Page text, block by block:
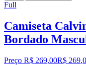
Full
Camiseta
Bordado
Preço R$ 269,00R$ 269,